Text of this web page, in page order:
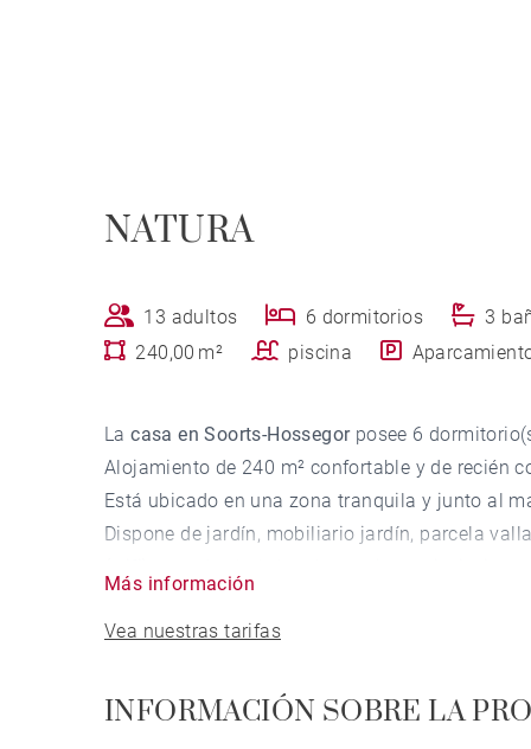
NATURA
13 adultos 6 dormitorios
3
240,00 m²
piscina
Lacasa en Soorts-Hossegorposee 6
Alojamiento de 240 m² confortable y de recién
Está ubicado en una zona tranquila y junto al
Dispone de jardín, mobiliario jardín, parcela
La cocina americana, está equipada con
Más información
Vea nuestras tarifas
INFORMACIÓN SOBRE LA